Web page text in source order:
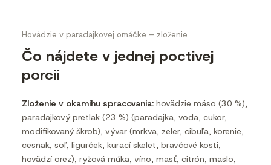
Hovädzie v paradajkovej omáčke – zloženie
Čo nájdete v jednej poctivej
porcii
Zloženie v okamihu spracovania: hovädzie mäso (30 %),
paradajkový pretlak (23 %) (paradajka, voda, cukor,
modifikovaný škrob), vývar (mrkva, zeler, cibuľa, korenie,
cesnak, soľ, ligurček, kurací skelet, bravčové kosti,
hovädzí orez), ryžová múka, víno, masť, citrón, maslo,